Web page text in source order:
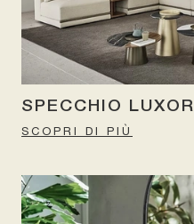
SPECCHIO LUXOR
SCOPRI DI PIÙ